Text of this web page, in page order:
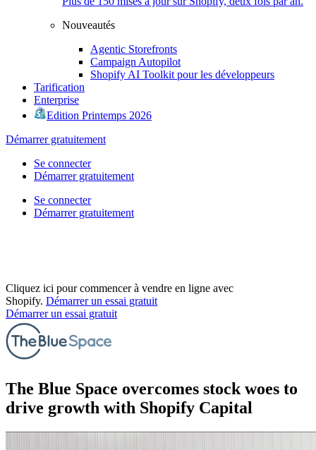
Nouveautés
Agentic Storefronts
Campaign Autopilot
Shopify AI Toolkit pour les développeurs
Tarification
Enterprise
Edition Printemps 2026
Démarrer gratuitement
Se connecter
Démarrer gratuitement
Se connecter
Démarrer gratuitement
Cliquez ici pour commencer à vendre en ligne avec
Shopify. Démarrer un essai gratuit
Démarrer un essai gratuit
The Blue Space overcomes stock woes to
drive growth with Shopify Capital